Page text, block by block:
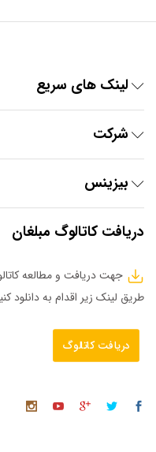
لینک های سریع
شرکت
بیزینس
دریافت کاتالوگ مبلغان
جهت دریافت و مطالعه
طریق لینک زیر اقدام به دانلود
دریافت کاتالوگ